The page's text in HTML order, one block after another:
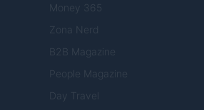
Money 365
Zona Nerd
B2B Magazine
People Magazine
Day Travel